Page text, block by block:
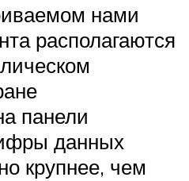
нами
располагаются
панели
данных
крупнее, чем